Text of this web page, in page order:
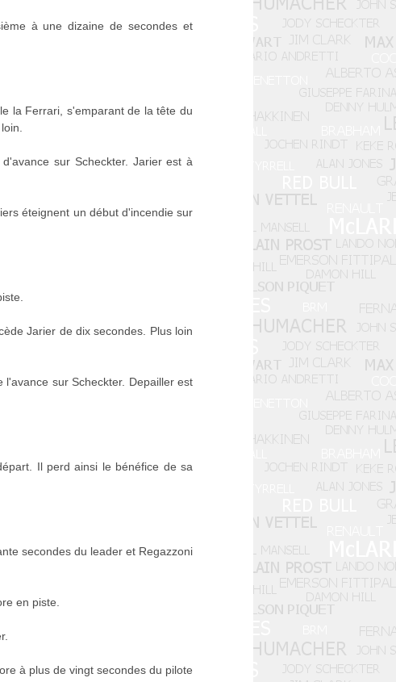
à une dizaine de secondes et
la Ferrari, s'emparant de la tête du
sur Scheckter. Jarier est à
éteignent un début d'incendie sur
Jarier de dix secondes. Plus loin
sur Scheckter. Depailler est
Il perd ainsi le bénéfice de sa
secondes du leader et Regazzoni
en piste.
à plus de vingt secondes du pilote